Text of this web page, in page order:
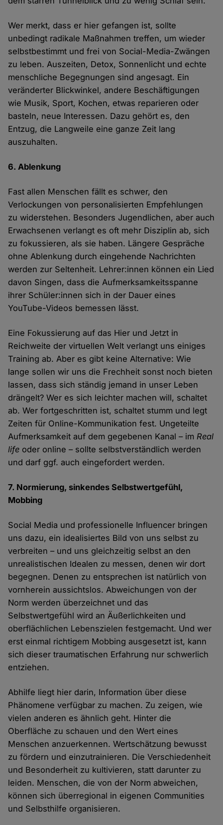
Wer merkt, dass er hier gefangen ist, sollte
unbedingt radikale Maßnahmen treffen, um wieder
selbstbestimmt und frei von Social-Media-Zwängen
zu leben. Auszeiten, Detox, Sonnenlicht und echte
menschliche Begegnungen sind angesagt. Ein
veränderter Blickwinkel, andere Beschäftigungen
wie Musik, Sport, Kochen, etwas reparieren oder
basteln, neue Interessen. Dazu gehört es, den
Entzug, die Langweile eine ganze Zeit lang
auszuhalten.
6. Ablenkung
Fast allen Menschen fällt es schwer, den
Verlockungen von personalisierten Empfehlungen
zu widerstehen. Besonders Jugendlichen, aber auch
Erwachsenen verlangt es oft mehr Disziplin ab, sich
zu fokussieren, als sie haben. Längere Gespräche
ohne Ablenkung durch eingehende Nachrichten
werden zur Seltenheit. Lehrer:innen können ein Lied
davon Singen, dass die Aufmerksamkeitsspanne
ihrer Schüler:innen sich in der Dauer eines
YouTube-Videos bemessen lässt.
Eine Fokussierung auf das Hier und Jetzt in
Reichweite der virtuellen Welt verlangt uns einiges
Training ab. Aber es gibt keine Alternative: Wie
lange sollen wir uns die Frechheit sonst noch bieten
lassen, dass sich ständig jemand in unser Leben
drängelt? Wer es sich leichter machen will, schaltet
ab. Wer fortgeschritten ist, schaltet stumm und legt
Zeiten für Online-Kommunikation fest. Ungeteilte
Aufmerksamkeit auf dem gegebenen Kanal – im Real
life oder online – sollte selbstverständlich werden
und darf ggf. auch eingefordert werden.
7. Normierung, sinkendes Selbstwertgefühl,
Mobbing
Social Media und professionelle Influencer bringen
uns dazu, ein idealisiertes Bild von uns selbst zu
verbreiten – und uns gleichzeitig selbst an den
unrealistischen Idealen zu messen, denen wir dort
begegnen. Denen zu entsprechen ist natürlich von
vornherein aussichtslos. Abweichungen von der
Norm werden überzeichnet und das
Selbstwertgefühl wird an Äußerlichkeiten und
oberflächlichen Lebenszielen festgemacht. Und wer
erst einmal richtigem Mobbing ausgesetzt ist, kann
sich dieser traumatischen Erfahrung nur schwerlich
entziehen.
Abhilfe liegt hier darin, Information über diese
Phänomene verfügbar zu machen. Zu zeigen, wie
vielen anderen es ähnlich geht. Hinter die
Oberfläche zu schauen und den Wert eines
Menschen anzuerkennen. Wertschätzung bewusst
zu fördern und einzutrainieren. Die Verschiedenheit
und Besonderheit zu kultivieren, statt darunter zu
leiden. Menschen, die von der Norm abweichen,
können sich überregional in eigenen Communities
und Selbsthilfe organisieren.